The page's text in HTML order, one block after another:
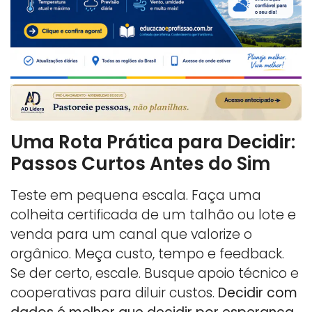
Uma Rota Prática para Decidir:
Passos Curtos Antes do Sim
Teste em pequena escala. Faça uma
colheita certificada de um talhão ou lote e
venda para um canal que valorize o
orgânico. Meça custo, tempo e feedback.
Se der certo, escale. Busque apoio técnico e
cooperativas para diluir custos. Decidir com